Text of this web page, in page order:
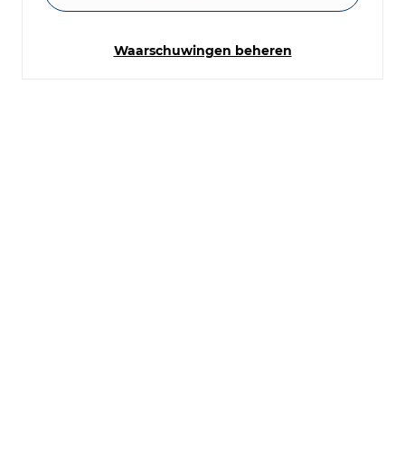
Waarschuwingen beheren